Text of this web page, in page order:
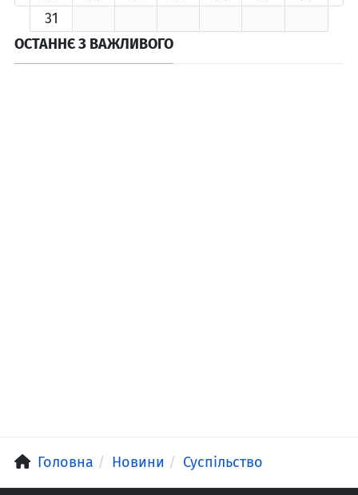
31
ОСТАННЄ З ВАЖЛИВОГО
Головна Новини Суспільство